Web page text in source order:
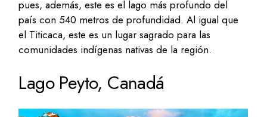
pues, además, este es el lago más profundo del
país con 540 metros de profundidad. Al igual que
el Titicaca, este es un lugar sagrado para las
comunidades indígenas nativas de la región.
Lago Peyto, Canadá